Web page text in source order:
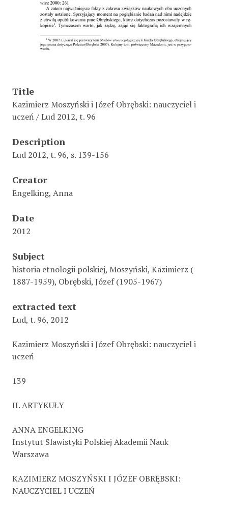
Title
Kazimierz Moszyński i Józef Obrębski: nauczyciel i
uczeń / Lud 2012, t. 96
Description
Lud 2012, t. 96, s. 139-156
Creator
Engelking, Anna
Date
2012
Subject
historia etnologii polskiej, Moszyński, Kazimierz (
1887-1959), Obrębski, Józef (1905-1967)
extracted text
Lud, t. 96, 2012
Kazimierz Moszyński i Józef Obrębski: nauczyciel i
uczeń
139
II. ARTYKUŁY
ANNA ENGELKING
Instytut Slawistyki Polskiej Akademii Nauk
Warszawa
KAZIMIERZ MOSZYŃSKI I JÓZEF OBRĘBSKI:
NAUCZYCIEL I UCZEŃ